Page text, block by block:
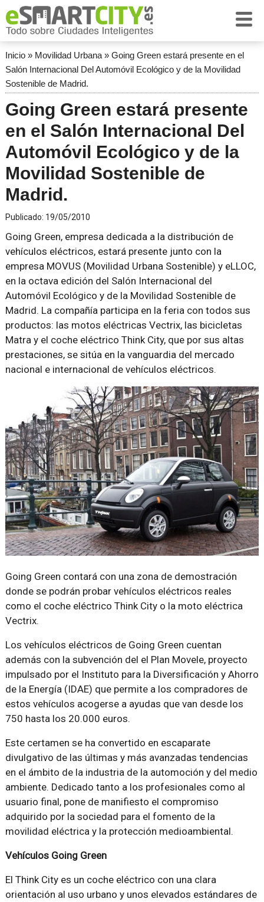
Inicio» Movilidad Urbana» Going Green estará presente en el
Salón Internacional Del Automóvil Ecológico y de la Movilidad
Sostenible de Madrid.
Going Green estará presente
en el Salón Internacional Del
Automóvil Ecológico y de la
Movilidad Sostenible de
Madrid.
Publicado: 19/05/2010
Going Green, empresa dedicada a la distribución de
vehículos eléctricos, estará presente junto con la
empresa MOVUS (Movilidad Urbana Sostenible) y eLLOC,
en la octava edición del Salón Internacional del
Automóvil Ecológico y de la Movilidad Sostenible de
Madrid. La compañía participa en la feria con todos sus
productos: las motos eléctricas Vectrix, las bicicletas
Matra y el coche eléctrico Think City, que por sus altas
prestaciones, se sitúa en la vanguardia del mercado
nacional e internacional de vehículos eléctricos.
Going Green contará con una zona de demostración
donde se podrán probar vehículos eléctricos reales
como el coche eléctrico Think City o la moto eléctrica
Vectrix.
Los vehículos eléctricos de Going Green cuentan
además con la subvención del el Plan Movele, proyecto
impulsado por el Instituto para la Diversificación y Ahorro
de la Energía (IDAE) que permite a los compradores de
estos vehículos acogerse a ayudas que van desde los
750 hasta los 20.000 euros.
Este certamen se ha convertido en escaparate
divulgativo de las últimas y más avanzadas tendencias
en el ámbito de la industria de la automoción y del medio
ambiente. Dedicado tanto a los profesionales como al
usuario final, pone de manifiesto el compromiso
adquirido por la sociedad para el fomento de la
movilidad eléctrica y la protección medioambiental.
Vehículos Going Green
El Think City es un coche eléctrico con una clara
orientación al uso urbano y unos elevados estándares de